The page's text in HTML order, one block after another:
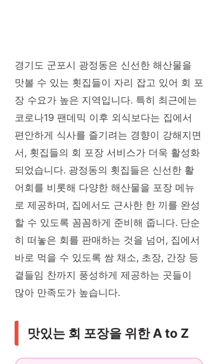
경기도 군포시 광정동은 신선한 해산물을
맛볼 수 있는 횟집들이 자리 잡고 있어 회 포
장 수요가 높은 지역입니다. 특히 최근에는
코로나19 팬데믹 이후 외식보다는 집에서
편안하게 식사를 즐기려는 경향이 강해지면
서, 횟집들의 회 포장 서비스가 더욱 활성화
되었습니다. 광정동의 횟집들은 신선한 활
어회를 비롯해 다양한 해산물을 포장 메뉴
로 제공하며, 집에서도 근사한 한 끼를 완성
할 수 있도록 꼼꼼하게 준비해 줍니다. 단순
히 떠놓은 회를 판매하는 것을 넘어, 집에서
바로 먹을 수 있도록 쌈 채소, 초장, 간장 등
곁들임 찬까지 풍성하게 제공하는 곳들이
많아 만족도가 높습니다.
맛있는 회 포장을 위한 A to Z